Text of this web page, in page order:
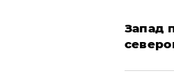
Запад